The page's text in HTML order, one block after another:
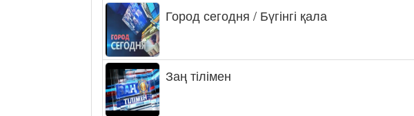
Город сегодня / Бүгінгі қала
Заң тілімен